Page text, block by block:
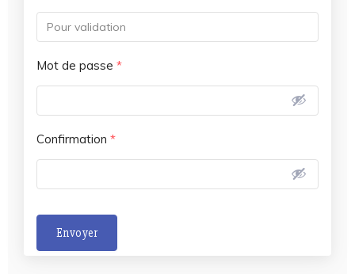
Mot de passe *
Confirmation *
Envoyer